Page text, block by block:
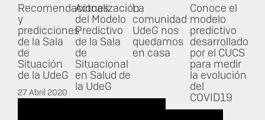
Recomendaciones
y
predicciones
de la Sala
de
Situación
de la UdeG
27 Abril 2020
Actualización
del Modelo
Predictivo
de la Sala
de
Situacional
en Salud de
la UdeG
La
comunidad
UdeG nos
quedamos
en casa
Conoce el
modelo
predictivo
desarrollado
por el CUCS
para medir
la evolución
del
COVID19